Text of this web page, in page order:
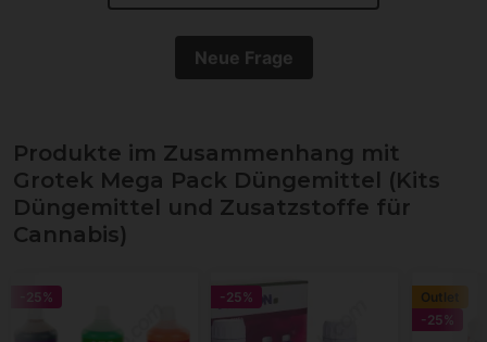
Neue Frage
Produkte im Zusammenhang mit
Grotek Mega Pack Düngemittel (Kits
Düngemittel und Zusatzstoffe für
Cannabis)
-25% -25%
Outlet
-25%